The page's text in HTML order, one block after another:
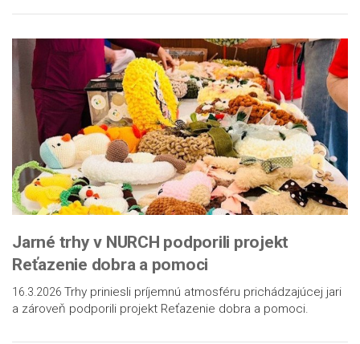
Jarné trhy v NURCH podporili projekt
Reťazenie dobra a pomoci
16.3.2026 Trhy priniesli príjemnú atmosféru prichádzajúcej jari
a zároveň podporili projekt Reťazenie dobra a pomoci.